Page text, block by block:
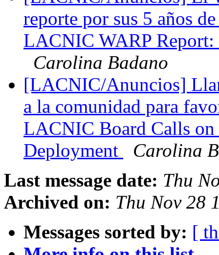
reporte por sus 5 años
LACNIC WARP Report:
Carolina Badano
[LACNIC/Anuncios]
a la comunidad para
LACNIC Board Calls
Deployment
Carolina
Last message date: Thu
Archived on: Thu Nov 28
Messages sorted by: [